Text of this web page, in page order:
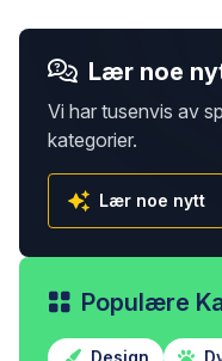
Lær noe
Vi har tusenvis av
kategorier.
Lær noe nytt
Populære
Design